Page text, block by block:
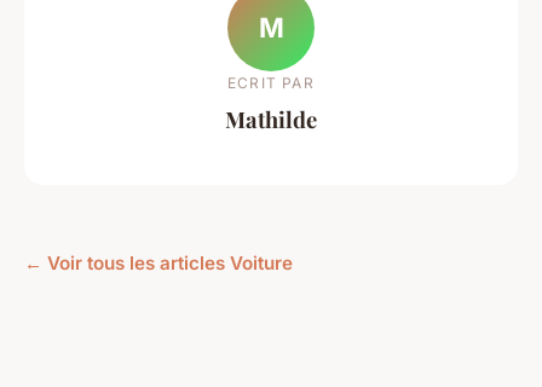
M
ECRIT PAR
Mathilde
← Voir tous les articles Voiture